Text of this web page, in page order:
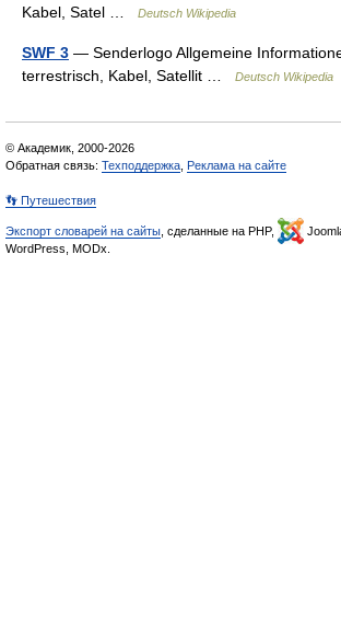
Kabel, Satel …
Deutsch Wikipedia
SWF 3 — Senderlogo Allgemeine
terrestrisch, Kabel, Satellit …
Deutsch Wikipedia
© Академик, 2000-2026
Обратная связь: Техподдержка Реклама на сайте
👣 Путешествия
Экспорт словарей на сайты , сделанные на PHP,
WordPress, MODx.